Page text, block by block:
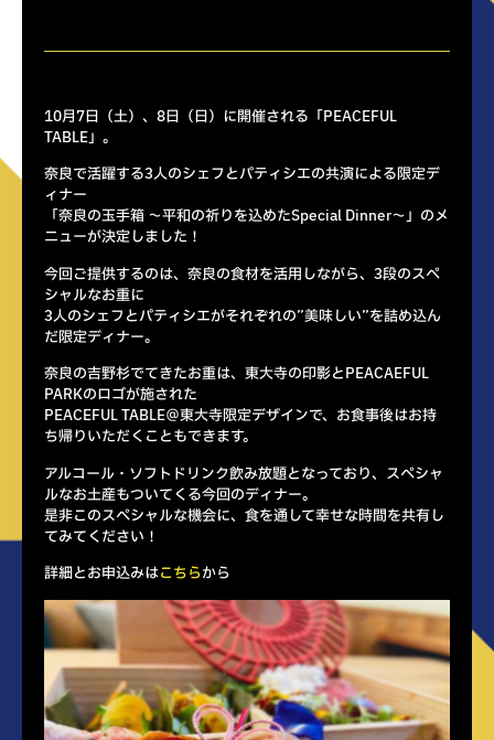
10月7日（土）、8日（日）に開催される「PEACEFUL
TABLE」。
奈良で活躍する3人のシェフとパティシエの共演による限定デ
ィナー
「奈良の玉手箱 〜平和の祈りを込めたSpecial Dinner〜」のメ
ニューが決定しました！
今回ご提供するのは、奈良の食材を活用しながら、3段のスペ
シャルなお重に
3人のシェフとパティシエがそれぞれの”美味しい”を詰め込ん
だ限定ディナー。
奈良の吉野杉でてきたお重は、東大寺の印影とPEACAEFUL
PARKのロゴが施された
PEACEFUL TABLE＠東大寺限定デザインで、お食事後はお持
ち帰りいただくこともできます。
アルコール・ソフトドリンク飲み放題となっており、スペシャ
ルなお土産もついてくる今回のディナー。
是非このスペシャルな機会に、食を通して幸せな時間を共有し
てみてください！
詳細とお申込みはこちらから